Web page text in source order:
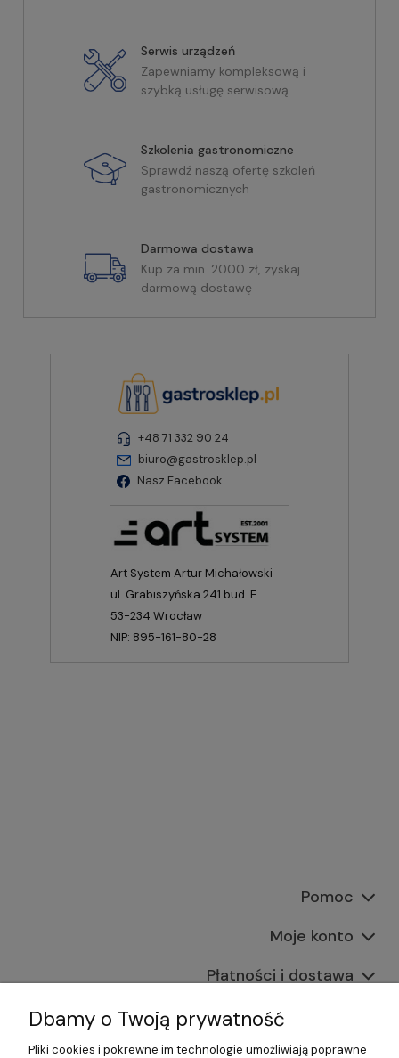
Serwis urządzeń
Zapewniamy kompleksową i
szybką usługę serwisową
Szkolenia gastronomiczne
Sprawdź naszą ofertę szkoleń
gastronomicznych
Darmowa dostawa
Kup za min. 2000 zł, zyskaj
darmową dostawę
+48 71 332 90 24
biuro@gastrosklep.pl
Nasz Facebook
Art System Artur Michałowski
ul. Grabiszyńska 241 bud. E
53-234 Wrocław
NIP: 895-161-80-28
Pomoc
Moje konto
Płatności i dostawa
Informacje
Dbamy o Twoją prywatność
Pliki cookies i pokrewne im technologie umożliwiają poprawne